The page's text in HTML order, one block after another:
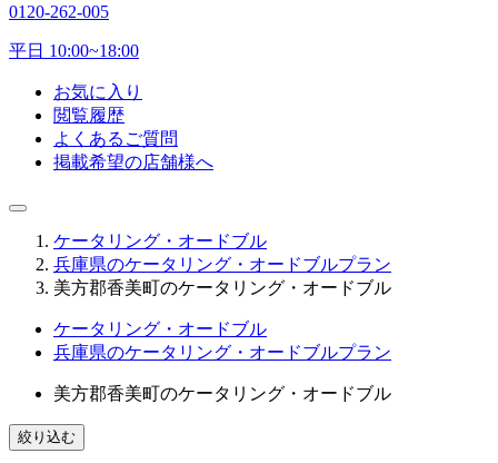
0120-262-005
平日 10:00~18:00
お気に入り
閲覧履歴
よくあるご質問
掲載希望の店舗様へ
ケータリング・オードブル
兵庫県のケータリング・オードブルプラン
美方郡香美町のケータリング・オードブル
ケータリング・オードブル
兵庫県のケータリング・オードブルプラン
美方郡香美町のケータリング・オードブル
絞り込む